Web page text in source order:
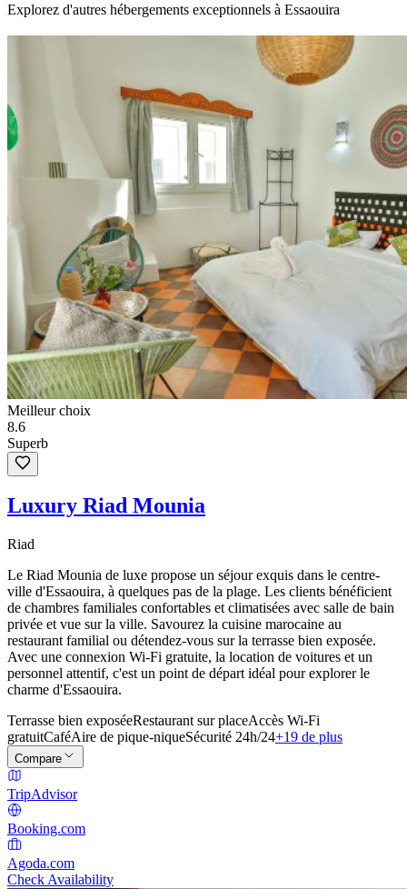
Explorez d'autres hébergements exceptionnels à Essaouira
Meilleur choix
8.6
Superb
Luxury Riad Mounia
Riad
Le Riad Mounia de luxe propose un séjour exquis dans le centre-
ville d'Essaouira, à quelques pas de la plage. Les clients bénéficient
de chambres familiales confortables et climatisées avec salle de bain
privée et vue sur la ville. Savourez la cuisine marocaine au
restaurant familial ou détendez-vous sur la terrasse bien exposée.
Avec une connexion Wi-Fi gratuite, la location de voitures et un
personnel attentif, c'est un point de départ idéal pour explorer le
charme d'Essaouira.
Terrasse bien exposéeRestaurant sur placeAccès Wi-Fi
gratuitCaféAire de pique-niqueSécurité 24h/24+19 de plus
Compare
TripAdvisor
Booking.com
Agoda.com
Check Availability